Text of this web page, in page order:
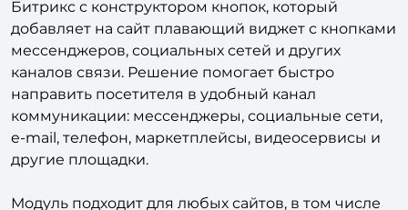
Виджет для обратной связи - модуль для 1С-
Битрикс с конструктором кнопок, который
добавляет на сайт плавающий виджет с кнопками
мессенджеров, социальных сетей и других
каналов связи. Решение помогает быстро
направить посетителя в удобный канал
коммуникации: мессенджеры, социальные сети,
e-mail, телефон, маркетплейсы, видеосервисы и